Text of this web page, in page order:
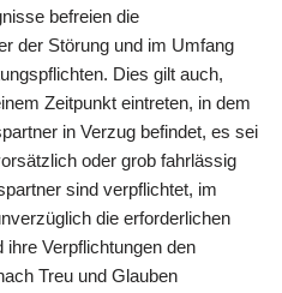
befreien die
der Störung und im Umfang
Dies gilt auch,
Zeitpunkt eintreten, in dem
in Verzug befindet, es sei
oder grob fahrlässig
sind verpflichtet, im
die erforderlichen
ihre Verpflichtungen den
Treu und Glauben